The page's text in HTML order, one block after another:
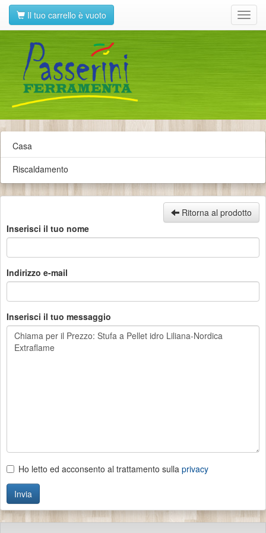
Il tuo carrello è vuoto
Casa
Riscaldamento
Ritorna al prodotto
Inserisci il tuo nome
Indirizzo e-mail
Inserisci il tuo messaggio
Ho letto ed acconsento al trattamento sulla privacy